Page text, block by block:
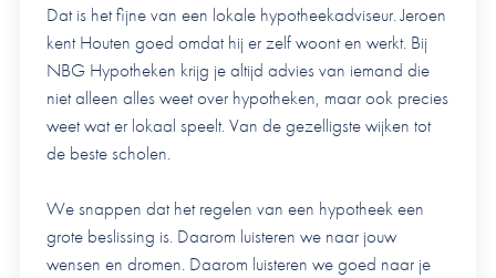
Dat is het fijne van een lokale hypotheekadviseur. Jeroen
kent Houten goed omdat hij er zelf woont en werkt. Bij
NBG Hypotheken krijg je altijd advies van iemand die
niet alleen alles weet over hypotheken, maar ook precies
weet wat er lokaal speelt. Van de gezelligste wijken tot
de beste scholen.
We snappen dat het regelen van een hypotheek een
grote beslissing is. Daarom luisteren we naar jouw
wensen en dromen. Daarom luisteren we goed naar je